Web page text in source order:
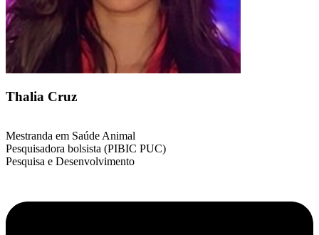
Thalia Cruz
Mestranda em Saúde Animal
Pesquisadora bolsista (PIBIC PUC)
Pesquisa e Desenvolvimento